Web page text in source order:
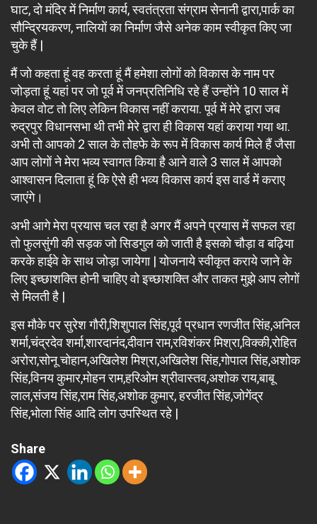
घाट, दो मंदिर में निर्माण कार्य, स्वतंत्रता संग्राम सेनानी द्वारा,पार्क का
सौन्द्रियकरण, नालियों का निर्माण जैसे अनेक काम स्वीकृत किए जा
चुके हैं |
मैं जो कहता हूं वह करता हूं मैं हमेशा लोगों को विकास के नाम पर
जोड़ता हूं यहां पर जो पूर्व में जनप्रतिनिधि रहे हैं उन्होंने 10 साल में
केवल वोट तो लिए लेकिन विकास नहीं कराया. पूर्व में मेरे द्वारा जब
रुद्रपुर विधानसभा थी तभी मेरे द्वारा ही विकास यहां कराया गया था.
अभी तो आपको 2 साल के तोहफे के रूप में विकास कार्य मिले हैं जैसा
आप लोगों ने मेरा भव्य स्वागत किया है आने वाले 3 साल में आपको
आश्वासन दिलाता हूं कि ऐसे ही भव्य विकास कार्य इस वार्ड में कराए
जाएंगे।
अभी आगे मेरा प्रयास चल रहा है अगर मैं अपने प्रयास में सफल रहा
तो फुलसुंगी की सड़क जो सिडगुल को जाती है इसको चौड़ा व बढ़िया
करके हाईवे के साथ जोड़ा जायेगा | योजनाये स्वीकृत कराये जाने के
लिए इच्छाशक्ति होनी चाहिए वो इच्छाशक्ति और ताकत मुझे आप लोगों
से मिलती है |
इस मौके पर सुरेश गौरी,शिशुपाल सिंह,पूर्व प्रधान रणजीत सिंह,अनिल
शर्मा,चंद्रदेव शर्मा,शारदानंद,दीवान राम,रविशंकर मिश्रा,विक्की,रोहित
अरोरा,सोनू चोहान,अखिलेश मिश्रा,अखिलेश सिंह,गोपाल सिंह,अशोक
सिंह,विनय कुमार,मोहन राम,हरिओम श्रीवास्तव,अशोक राय,बाबू
लाल,संजय सिंह,राम सिंह,अशोक कुमार, हरजीत सिंह,जोगेंद्र
सिंह,भोला सिंह आदि लोग उपस्थित रहे |
Share